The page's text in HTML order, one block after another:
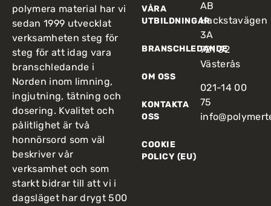
polymera material har vi
sedan 1999 utvecklat
verksamheten steg för
steg för att idag vara
branschledande i
Norden inom limning,
ingjutning, tätning och
dosering. Kvalitet och
pålitlighet är två
honnörsord som väl
beskriver vår
verksamhet och som
starkt bidrar till att vi i
dagsläget har drygt 500
VÅRA
UTBILDNINGAR
BRANSCHLEDANDE
OM OSS
KONTAKTA
OSS
COOKIE
POLICY (EU)
AB
Hackstavägen
3A
721 32
Västerås
021-14 00
75